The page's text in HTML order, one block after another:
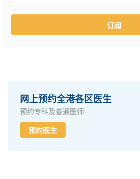
订阅
网上预约全港各区医生
预约专科及普通医师
预约医生